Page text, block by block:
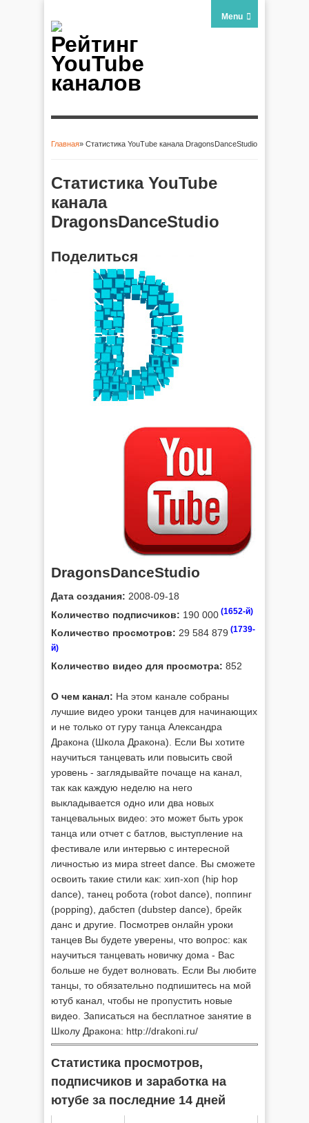
Рейтинг
YouTube
каналов
Menu
Главная» Статистика YouTube канала DragonsDanceStudio
Статистика YouTube
канала
DragonsDanceStudio
Поделиться
DragonsDanceStudio
Дата создания: 2008-09-18
Количество подписчиков: 190 000 (1652-й)
Количество просмотров: 29 584 879 (1739-
й)
Количество видео для просмотра: 852
О чем канал: На этом канале собраны
лучшие видео уроки танцев для начинающих
и не только от гуру танца Александра
Дракона (Школа Дракона). Если Вы хотите
научиться танцевать или повысить свой
уровень - заглядывайте почаще на канал,
так как каждую неделю на него
выкладывается одно или два новых
танцевальных видео: это может быть урок
танца или отчет с батлов, выступление на
фестивале или интервью с интересной
личностью из мира street dance. Вы сможете
освоить такие стили как: хип-хоп (hip hop
dance), танец робота (robot dance), поппинг
(popping), дабстеп (dubstep dance), брейк
данс и другие. Посмотрев онлайн уроки
танцев Вы будете уверены, что вопрос: как
научиться танцевать новичку дома - Вас
больше не будет волновать. Если Вы любите
танцы, то обязательно подпишитесь на мой
ютуб канал, чтобы не пропустить новые
видео. Записаться на бесплатное занятие в
Школу Дракона: http://drakoni.ru/
Статистика просмотров,
подписчиков и заработка на
ютубе за последние 14 дней